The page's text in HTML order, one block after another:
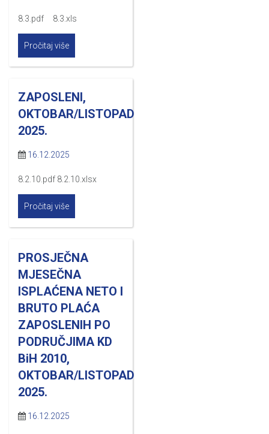
8.3.pdf 8.3.xls
Pročitaj više
ZAPOSLENI,
OKTOBAR/LISTOPAD
2025.
16.12.2025
8.2.10.pdf 8.2.10.xlsx
Pročitaj više
PROSJEČNA
MJESEČNA
ISPLAĆENA NETO I
BRUTO PLAĆA
ZAPOSLENIH PO
PODRUČJIMA KD
BiH 2010,
OKTOBAR/LISTOPAD
2025.
16.12.2025